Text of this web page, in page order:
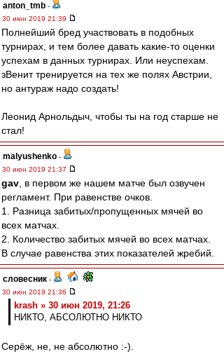
anton_tmb -
30 июн 2019 21:39
Полнейший бред участвовать в подобных
турнирах, и тем более давать какие-то оценки
успехам в данных турнирах. Или неуспехам.
зВенит тренируется на тех же полях Австрии,
но антураж надо создать!
Леонид Арнольдыч, чтобы ты на год старше не
стал!
malyushenko -
30 июн 2019 21:37
gav , в первом же нашем матче был озвучен
регламент. При равенстве очков.
1. Разница забитых/пропущенных мячей во
всех матчах.
2. Количество забитых мячей во всех матчах.
В случае равенства этих показателей жребий.
словесник -
30 июн 2019 21:36
krash » 30 июн 2019, 21:26
НИКТО, АБСОЛЮТНО НИКТО
Серёж, не, не абсолютно :-).